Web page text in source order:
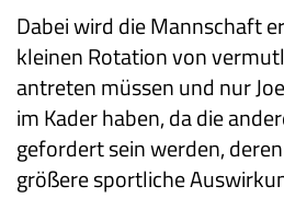
Dabei wird die Mannschaft
kleinen Rotation von
antreten müssen und nur
im Kader haben, da die
gefordert sein werden,
größere sportliche